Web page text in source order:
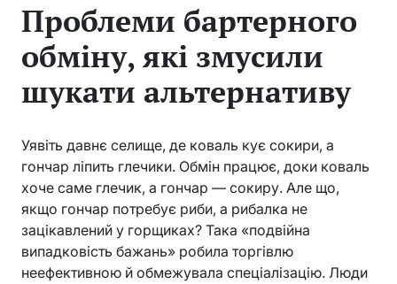
Проблеми бартерного
обміну, які змусили
шукати альтернативу
Уявіть давнє селище, де коваль кує сокири, а
гончар ліпить глечики. Обмін працює, доки коваль
хоче саме глечик, а гончар — сокиру. Але що,
якщо гончар потребує риби, а рибалка не
зацікавлений у горщиках? Така «подвійна
випадковість бажань» робила торгівлю
неефективною й обмежувала спеціалізацію. Люди